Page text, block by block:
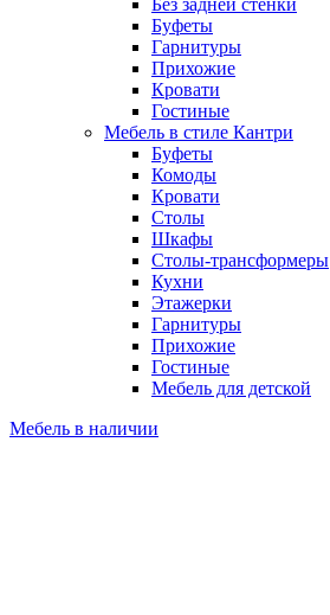
Без задней стенки
Буфеты
Гарнитуры
Прихожие
Кровати
Гостиные
Мебель в стиле Кантри
Буфеты
Комоды
Кровати
Столы
Шкафы
Столы-трансформеры
Кухни
Этажерки
Гарнитуры
Прихожие
Гостиные
Мебель для детской
Мебель в наличии